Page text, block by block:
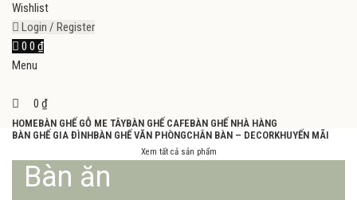
Wishlist
Login / Register
0 0 ₫
Menu
0 ₫
HOMEBÀN GHẾ GỖ ME TÂYBÀN GHẾ CAFEBÀN GHẾ NHÀ HÀNG
BÀN GHẾ GIA ĐÌNHBÀN GHẾ VĂN PHÒNGCHÂN BÀN – DECORKHUYẾN MÃI
Xem tất cả sản phẩm
Bàn ăn